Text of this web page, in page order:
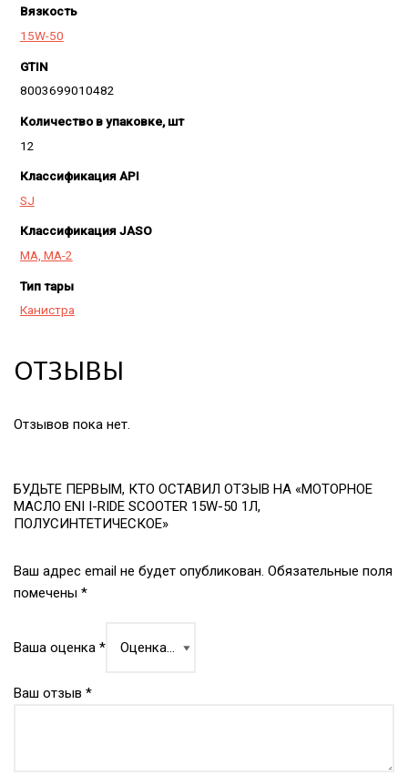
Вязкость
15W-50
GTIN
8003699010482
Количество в упаковке, шт
12
Классификация API
SJ
Классификация JASO
MA, MA-2
Тип тары
Канистра
ОТЗЫВЫ
Отзывов пока нет.
БУДЬТЕ ПЕРВЫМ, КТО ОСТАВИЛ ОТЗЫВ НА «МОТОРНОЕ
МАСЛО ENI I-RIDE SCOOTER 15W-50 1Л,
ПОЛУСИНТЕТИЧЕСКОЕ»
Ваш адрес email не будет опубликован. Обязательные поля
помечены *
Ваша оценка *
Ваш отзыв *